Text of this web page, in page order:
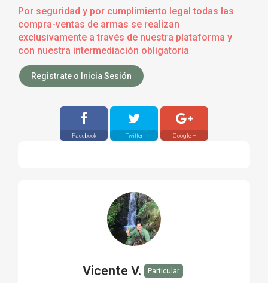
Por seguridad y por cumplimiento legal todas las
compra-ventas de armas se realizan
exclusivamente a través de nuestra plataforma y
con nuestra intermediación obligatoria
Registrate o Inicia Sesión
Facebook Twitter Google +
Vicente V. Particular